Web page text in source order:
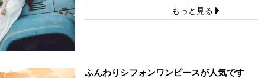
もっと見る
ふんわりシフォンワンピースが人気です